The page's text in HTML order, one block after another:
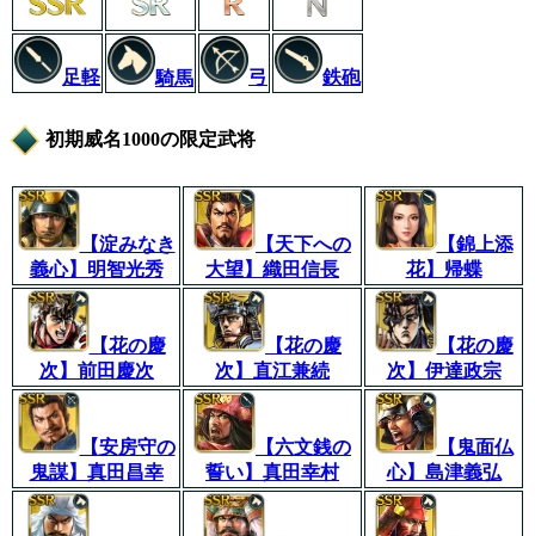
足軽 騎馬 弓 鉄砲
初期威名1000の限定武将
【淀みなき
義心】明智光秀
【天下への
大望】織田信長
【錦上添
花】帰蝶
【花の慶
次】前田慶次
【花の慶
次】直江兼続
【花の慶
次】伊達政宗
【安房守の
鬼謀】真田昌幸
【六文銭の
誓い】真田幸村
【鬼面仏
心】島津義弘